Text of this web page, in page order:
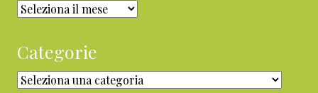
Archivi
Categorie
Categorie